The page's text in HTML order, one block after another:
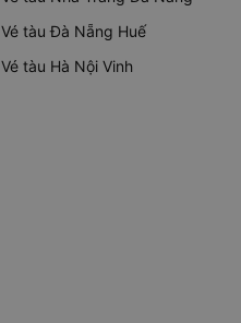
Vé tàu Đà Nẵng Huế
Vé tàu Hà Nội Vinh